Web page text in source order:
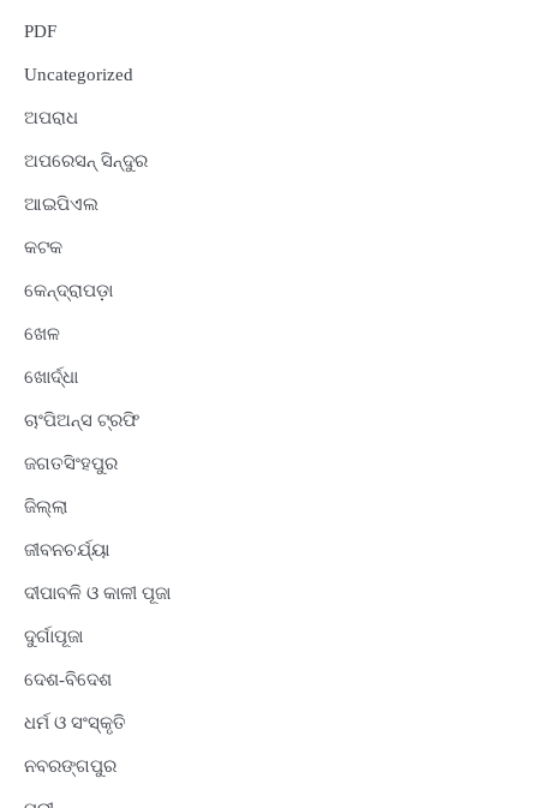
PDF
Uncategorized
ଅପରାଧ
ଅପରେସନ୍ ସିନ୍ଦୁର
ଆଇପିଏଲ
କଟକ
କେନ୍ଦ୍ରାପଡ଼ା
ଖେଳ
ଖୋର୍ଦ୍ଧା
ଚାଂପିଅନ୍ସ ଟ୍ରଫି
ଜଗତସିଂହପୁର
ଜିଲ୍ଲା
ଜୀବନଚର୍ଯ୍ୟା
ଦୀପାବଳି ଓ କାଳୀ ପୂଜା
ଦୁର୍ଗାପୂଜା
ଦେଶ-ବିଦେଶ
ଧର୍ମ ଓ ସଂସ୍କୃତି
ନବରଙ୍ଗପୁର